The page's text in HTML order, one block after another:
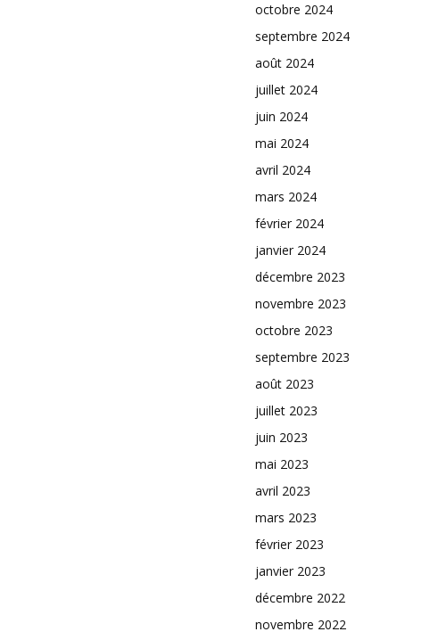
octobre 2024
septembre 2024
août 2024
juillet 2024
juin 2024
mai 2024
avril 2024
mars 2024
février 2024
janvier 2024
décembre 2023
novembre 2023
octobre 2023
septembre 2023
août 2023
juillet 2023
juin 2023
mai 2023
avril 2023
mars 2023
février 2023
janvier 2023
décembre 2022
novembre 2022